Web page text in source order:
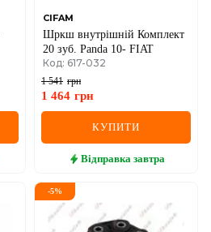
CIFAM
Шркш внутрішній Комплект
20 зуб. Panda 10- FIAT
Код: 617-032
1 541 грн
1 464 грн
КУПИТИ
Відправка завтра
-5%